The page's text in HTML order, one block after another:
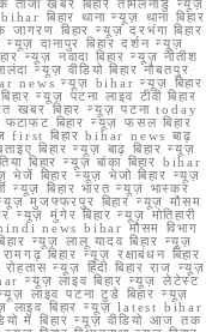
ताजा खबर बिहार तमिलनाडु न्यूज़
बिहार थाना न्यूज़ थाना बिहार
जागरण बिहार न्यूज़ दरभंगा बिहार
दानापुर बिहार दर्शन न्यूज़
न्यूज़ नवादा बिहार न्यूज़ नीतीश
न्यूज़ वीडियो बिहार नौबतपुर
news न्यूज़ bihar न्यूज़ बिहार
न्यूज़ पटना लाइव टीवी बिहार
खबर बिहार न्यूज़ पटना today
बिहार न्यूज़ फसल बिहार
first बिहार bihar news बाढ़
बिहार न्यूज़ बाढ़ बिहार न्यूज़
बिहार न्यूज़ बांका बिहार bihar
भेजें बिहार न्यूज़ भेजो बिहार न्यूज़
न्यूज़ बिहार भारत न्यूज़ भास्कर
मुजफ्फरपुर बिहार न्यूज़ मौसम
न्यूज़ मुंगेर बिहार न्यूज़ मोतिहारी
hindi news bihar मौसम विभाग
न्यूज़ लालू यादव बिहार न्यूज़
बिहार न्यूज़ रक्षाबंधन बिहार
न्यूज़ हिंदी बिहार राज न्यूज़
न्यूज़ लाइव बिहार न्यूज़ लेटेस्ट
न्यूज़ लाइव पटना टुडे बिहार न्यूज़
लाइव बिहार न्यूज़ latest bihar
में बिहार न्यूज़ वीडियो आज तक